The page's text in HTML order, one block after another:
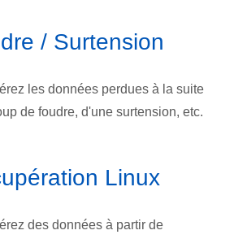
/ Surtension
les données perdues à la suite
de foudre, d'une surtension, etc.
Linux
des données à partir de